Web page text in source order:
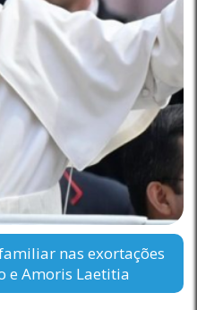
nas exortações
e Amoris Laetitia